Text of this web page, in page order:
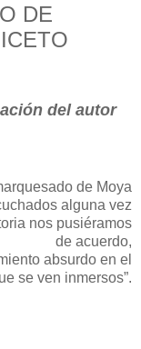
DE
del autor
de Moya
alguna vez
nos pusiéramos
de acuerdo,
absurdo en el
se ven inmersos”.